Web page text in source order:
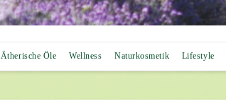
Ätherische Öle Wellness Naturkosmetik Lifestyle